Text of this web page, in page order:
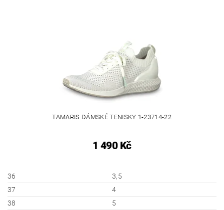
TAMARIS DÁMSKÉ TENISKY 1-23714-22
1 490 Kč
36
3,5
37
4
38
5